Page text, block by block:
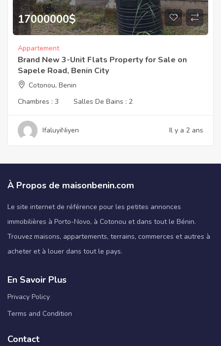
17000000$
Appartement
Brand New 3-Unit Flats Property for Sale on
Sapele Road, Benin City
Cotonou, Benin
Chambres : 3 Salles De Bains : 2
IfaluyiNiyen Il y a 2 ans
À Propos de maisonbenin.com
Le site internet de référence pour les petites annonces
immobilières à Porto-Novo, à Cotonou et dans tout le Bénin.
Trouvez maisons, appartements, terrains, commerces et autres à
acheter et à louer dans tout le pays.
En Savoir Plus
Privacy Policy
Terms and Condition
Contact